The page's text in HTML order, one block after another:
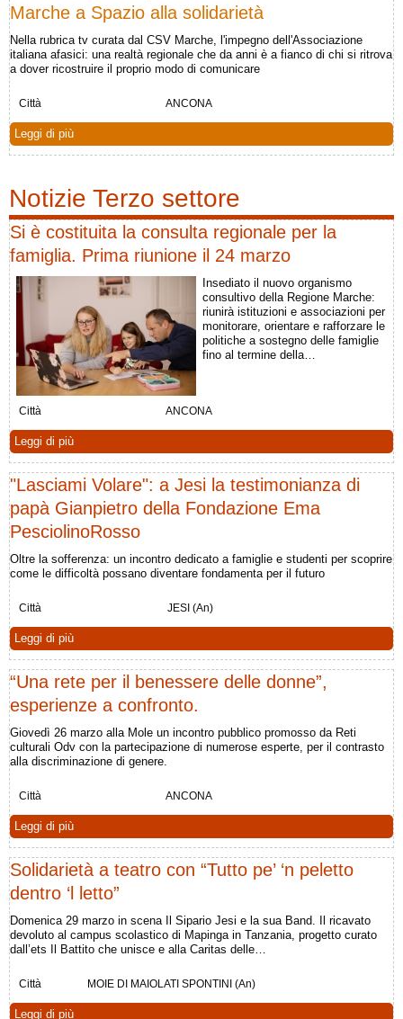
Marche a Spazio alla solidarietà
Nella rubrica tv curata dal CSV Marche, l'impegno dell'Associazione
italiana afasici: una realtà regionale che da anni è a fianco di chi si ritrova
a dover ricostruire il proprio modo di comunicare
Città ANCONA
Leggi di più
Notizie Terzo settore
Si è costituita la consulta regionale per la
famiglia. Prima riunione il 24 marzo
Insediato il nuovo organismo
consultivo della Regione Marche:
riunirà istituzioni e associazioni per
monitorare, orientare e rafforzare le
politiche a sostegno delle famiglie
fino al termine della…
Città ANCONA
Leggi di più
"Lasciami Volare": a Jesi la testimonianza di
papà Gianpietro della Fondazione Ema
PesciolinoRosso
Oltre la sofferenza: un incontro dedicato a famiglie e studenti per scoprire
come le difficoltà possano diventare fondamenta per il futuro
Città JESI (An)
Leggi di più
“Una rete per il benessere delle donne”,
esperienze a confronto.
Giovedì 26 marzo alla Mole un incontro pubblico promosso da Reti
culturali Odv con la partecipazione di numerose esperte, per il contrasto
alla discriminazione di genere.
Città ANCONA
Leggi di più
Solidarietà a teatro con “Tutto pe’ ‘n peletto
dentro ‘l letto”
Domenica 29 marzo in scena Il Sipario Jesi e la sua Band. Il ricavato
devoluto al campus scolastico di Mapinga in Tanzania, progetto curato
dall’ets Il Battito che unisce e alla Caritas delle…
Città MOIE DI MAIOLATI SPONTINI (An)
Leggi di più